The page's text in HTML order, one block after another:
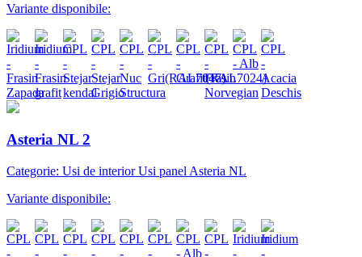
Variante disponibile:
Asteria NL 2
Categorie: Usi de interior Usi panel Asteria NL
Variante disponibile: